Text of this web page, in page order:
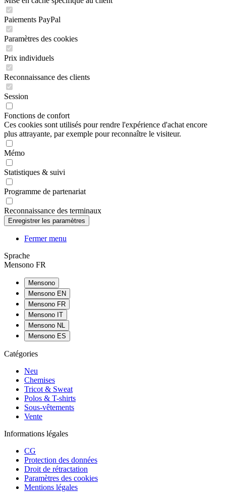
Paiements PayPal
Paramètres des cookies
Prix individuels
Reconnaissance des clients
Session
Fonctions de confort
Ces cookies sont utilisés pour rendre l'expérience d'achat encore
plus attrayante, par exemple pour reconnaître le visiteur.
Mémo
Statistiques & suivi
Programme de partenariat
Reconnaissance des terminaux
Fermer menu
Sprache
Mensono FR
Mensono
Mensono EN
Mensono FR
Mensono IT
Mensono NL
Mensono ES
Catégories
Neu
Chemises
Tricot & Sweat
Polos & T-shirts
Sous-vêtements
Vente
Informations légales
CG
Protection des données
Droit de rétractation
Paramètres des cookies
Mentions légales